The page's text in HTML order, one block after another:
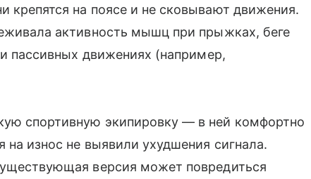
на поясе и не сковывают движения.
активность мышц при прыжках, беге
пассивных движениях (например,
спортивную экипировку — в ней комфортно
на износ не выявили ухудшения сигнала.
версия может повредиться